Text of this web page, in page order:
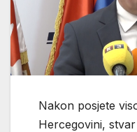
Nakon posjete
Hercegovini,